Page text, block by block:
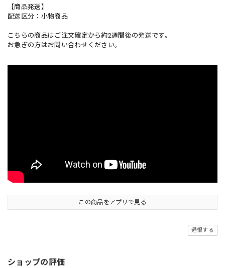
【商品発送】
配送区分：小物商品
こちらの商品はご注文確定から約2週間後の発送です。
お急ぎの方はお問い合わせください。
この商品をアプリで見る
通報する
ショップの評価